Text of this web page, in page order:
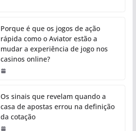
Porque é que os jogos de ação
rápida como o Aviator estão a
mudar a experiência de jogo nos
casinos online?
Os sinais que revelam quando a
casa de apostas errou na definição
da cotação